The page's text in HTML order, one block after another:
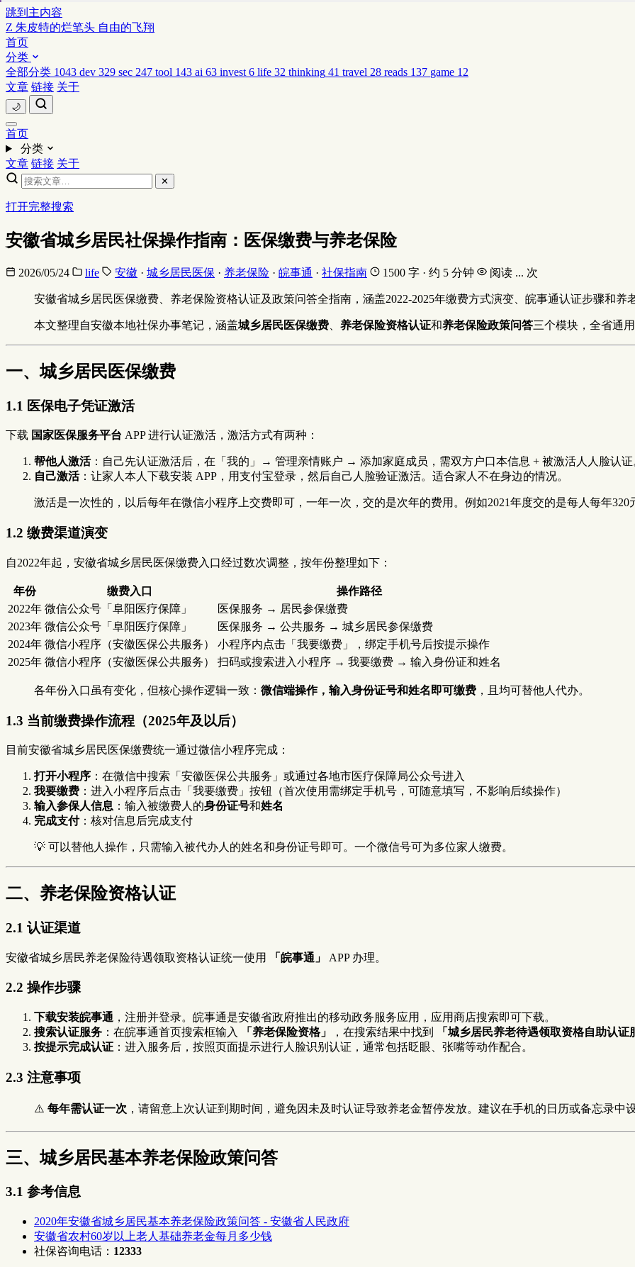
跳到主内容
Z 朱皮特的烂笔头 自由的飞翔
首页
分类
全部分类 1043 dev 329 sec 247 tool 143 ai 63 invest 6 life 32 thinking 41 travel 28 reads 137 game 12
文章 链接 关于
🌙
首页
分类
文章 链接 关于
✕
打开完整搜索
安徽省城乡居民社保操作指南：医保缴费与养老保险
2026/05/24 life 安徽 · 城乡居民医保 · 养老保险 · 皖事通 · 社保指南 1500 字 · 约 5 分钟 阅读 ... 次
安徽省城乡居民医保缴费、养老保险资格认证及政策问答全指南，涵盖2022-2025年缴费方式演变、皖事通认证步骤和养
本文整理自安徽本地社保办事笔记，涵盖城乡居民医保缴费 养老保险资格认证和养老保险政策问答三个模块，全省通
一、城乡居民医保缴费
1.1 医保电子凭证激活
下载 国家医保服务平台 APP 进行认证激活，激活方式有两种：
帮他人激活：自己先认证激活后，在「我的」→ 管理亲情账户 → 添加家庭成员，需双方户口本信息 + 被激活人人脸认证
自己激活：让家人本人下载安装 APP，用支付宝登录，然后自己人脸验证激活。适合家人不在身边的情况。
激活是一次性的，以后每年在微信小程序上交费即可，一年一次，交的是次年的费用。例如2021年度交的是每人每年320
1.2 缴费渠道演变
自2022年起，安徽省城乡居民医保缴费入口经过数次调整，按年份整理如下：
年份 缴费入口
操作路径
2022年 微信公众号「阜阳医疗保障」
医保服务 → 居民参保缴费
2023年 微信公众号「阜阳医疗保障」
医保服务 → 公共服务 → 城乡居民参保缴费
2024年 微信小程序（安徽医保公共服务）
小程序内点击「我要缴费」，绑定手机号后按提示操作
2025年 微信小程序（安徽医保公共服务） 扫码或搜索进入小程序 → 我要缴费 → 输入身份证和姓名
各年份入口虽有变化，但核心操作逻辑一致： 微信端操作，输入身份证号和姓名即可缴费 ，且均可替他人代办。
1.3 当前缴费操作流程（2025年及以后）
目前安徽省城乡居民医保缴费统一通过微信小程序完成：
打开小程序 ：在微信中搜索「安徽医保公共服务」或通过各地市医疗保障局公众号进入
我要缴费 ：进入小程序后点击「我要缴费」按钮（首次使用需绑定手机号，可随意填写，不影响后续操作）
输入参保人信息 ：输入被缴费人的身份证号和姓名
完成支付：核对信息后完成支付
💡 可以替他人操作，只需输入被代办人的姓名和身份证号即可。一个微信号可为多位家人缴费。
二、养老保险资格认证
2.1 认证渠道
安徽省城乡居民养老保险待遇领取资格认证统一使用 「皖事通」 APP 办理。
2.2 操作步骤
下载安装皖事通 ，注册并登录。皖事通是安徽省政府推出的移动政务服务应用，应用商店搜索即可下载。
搜索认证服务 ：在皖事通首页搜索框输入 「养老保险资格」 ，在搜索结果中找到 「城乡居民养老待遇领取资格自助认证
按提示完成认证 ：进入服务后，按照页面提示进行人脸识别认证，通常包括眨眼、张嘴等动作配合。
2.3 注意事项
⚠️ 每年需认证一次 ，请留意上次认证到期时间，避免因未及时认证导致养老金暂停发放。建议在手机的日历或备忘录中设
三、城乡居民基本养老保险政策问答
3.1 参考信息
2020年安徽省城乡居民基本养老保险政策问答 - 安徽省人民政府
安徽省农村60岁以上老人基础养老金每月多少钱
社保咨询电话： 12333